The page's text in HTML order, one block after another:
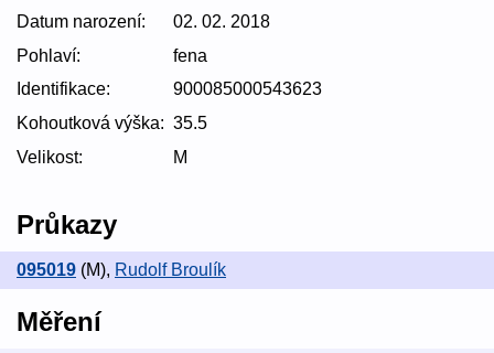
Datum narození:
02. 02. 2018
Pohlaví:
fena
Identifikace:
900085000543623
Kohoutková výška: 35.5
Velikost:
M
Průkazy
095019 (M), Rudolf Broulík
Měření